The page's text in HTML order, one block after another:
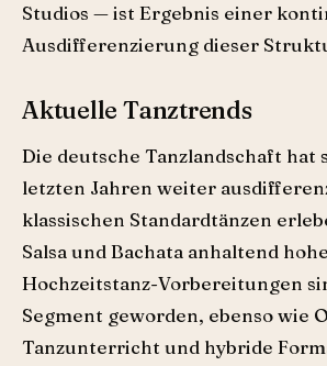
Studios — ist Ergebnis einer
Ausdifferenzierung dieser
Aktuelle Tanztrends
Die deutsche Tanzlandschaft hat
letzten Jahren weiter
klassischen Standardtänzen
Salsa und Bachata anhaltend
Hochzeitstanz-Vorbereitungen
Segment geworden, ebenso wie
Tanzunterricht und hybride